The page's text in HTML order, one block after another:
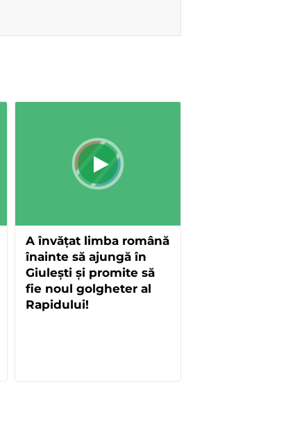
A învățat limba română
înainte să ajungă în
Giulești și promite să
fie noul golgheter al
Rapidului!